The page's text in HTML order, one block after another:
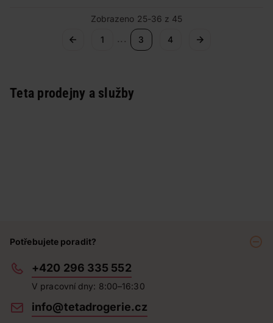
Zobrazeno 25-36 z 45
1
... 3 4
Teta prodejny a služby
Potřebujete poradit?
+420 296 335 552
V pracovní dny: 8:00–16:30
info@tetadrogerie.cz